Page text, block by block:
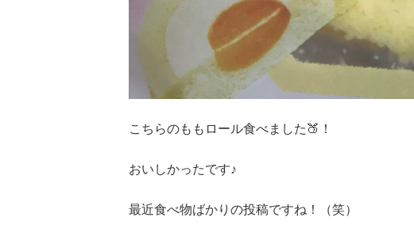
こちらのももロール食べました🍑！
おいしかったです♪
最近食べ物ばかりの投稿ですね！（笑）